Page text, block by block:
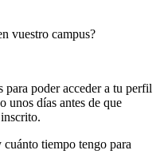
vuestro campus?
para poder acceder a tu perfil
unos días antes de que
tiempo tengo para